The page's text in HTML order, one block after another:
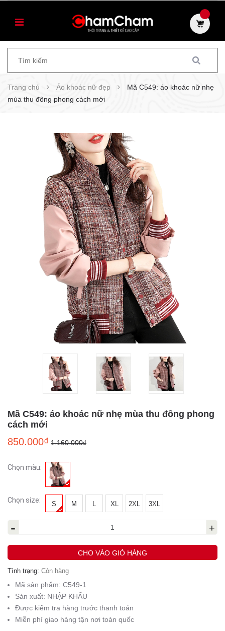
Trang chủ Áo khoác nữ đẹp
Mã C549: áo khoác nữ nhẹ
mùa thu đông phong cách mới
Mã C549: áo khoác nữ nhẹ mùa thu đông phong
cách mới
850.000₫ 1.160.000₫
Chọn màu:
Chọn size: S M L XL 2XL 3XL
- +
CHO VÀO GIỎ HÀNG
Tình trạng: Còn hàng
Mã sản phẩm: C549-1
Sản xuất: NHẬP KHẨU
Được kiểm tra hàng trước thanh toán
Miễn phí giao hàng tận nơi toàn quốc